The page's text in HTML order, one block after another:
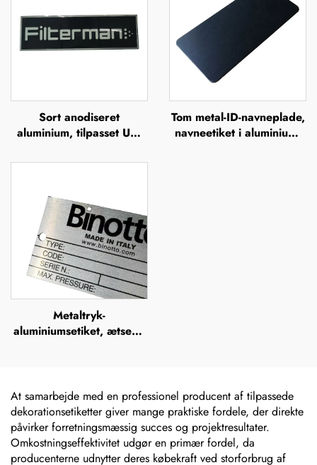
Sort anodiseret
aluminium, tilpasset UV-
offsettryk,
metallogo-plade
Tom metal-ID-navneplade,
navneetiket i aluminium,
Metaltryk-
aluminiumsetiket, ætsede
aluminiums-
maskinnavneskilte
At samarbejde med en professionel producent af tilpassede
dekorationsetiketter giver mange praktiske fordele, der direkte
påvirker forretningsmæssig succes og projektresultater.
Omkostningseffektivitet udgør en primær fordel, da
producenterne udnytter deres købekraft ved storforbrug af